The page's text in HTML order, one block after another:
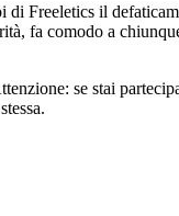
di Freeletics il
fa comodo a
se stai